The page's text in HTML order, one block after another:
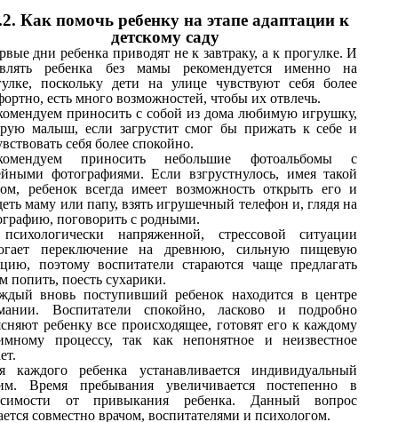
Как помочь ребенку на этапе адаптации к
детскому саду
дни ребенка приводят не к завтраку, а к прогулке. И
ребенка без мамы рекомендуется именно на
поскольку дети на улице чувствуют себя более
есть много возможностей, чтобы их отвлечь.
приносить с собой из дома любимую игрушку,
малыш, если загрустит смог бы прижать к себе и
себя более спокойно.
приносить небольшие фотоальбомы с
фотографиями. Если взгрустнулось, имея такой
ребенок всегда имеет возможность открыть его и
маму или папу, взять игрушечный телефон и, глядя на
поговорить с родными.
напряженной, стрессовой ситуации
переключение на древнюю, сильную пищевую
поэтому воспитатели стараются чаще предлагать
попить, поесть сухарики.
вновь поступивший ребенок находится в центре
Воспитатели спокойно, ласково и подробно
ребенку все происходящее, готовят его к каждому
процессу, так как непонятное и неизвестное
каждого ребенка устанавливается индивидуальный
Время пребывания увеличивается постепенно в
от привыкания ребенка. Данный вопрос
совместно врачом, воспитателями и психологом.